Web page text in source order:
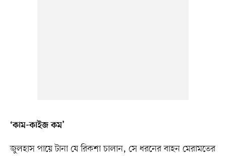
‘কাম-কাইজ কম’
জুলহাস পায়ে টানা যে রিকশা চালান, সে ধরনের বাহন মেরামতের